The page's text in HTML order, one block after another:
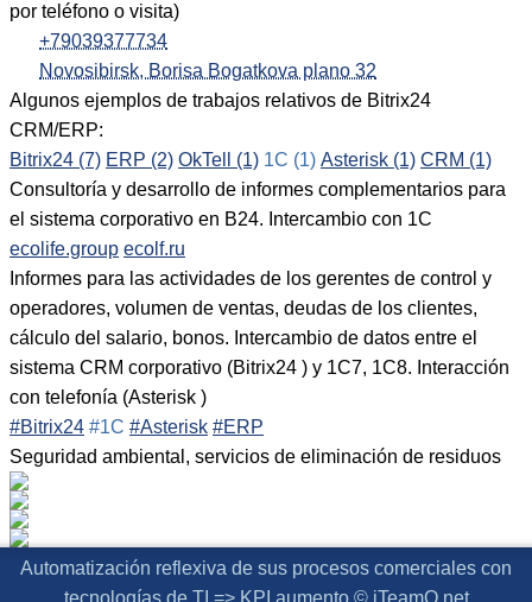
por teléfono o visita)
Algunos ejemplos de trabajos relativos de Bitrix24
CRM/ERP:
Bitrix24 (7) ERP (2) OkTell (1) 1C (1) Asterisk (1) CRM (1)
Consultoría y desarrollo de informes complementarios para
el sistema corporativo en B24. Intercambio con 1C
ecolife.group ecolf.ru
Informes para las actividades de los gerentes de control y
operadores, volumen de ventas, deudas de los clientes,
cálculo del salario, bonos. Intercambio de datos entre el
sistema CRM corporativo (Bitrix24 ) y 1C7, 1C8. Interacción
con telefonía (Asterisk )
#Bitrix24 #1C #Asterisk #ERP
Seguridad ambiental, servicios de eliminación de residuos
Automatización reflexiva de sus procesos comerciales con
tecnologías de TI => KPI aumento © iTeamO.net